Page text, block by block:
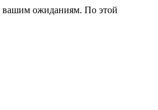
вашим ожиданиям. По этой